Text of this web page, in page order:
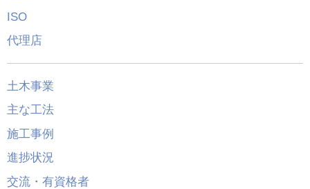
ISO
代理店
土木事業
主な工法
施工事例
進捗状況
交流・有資格者